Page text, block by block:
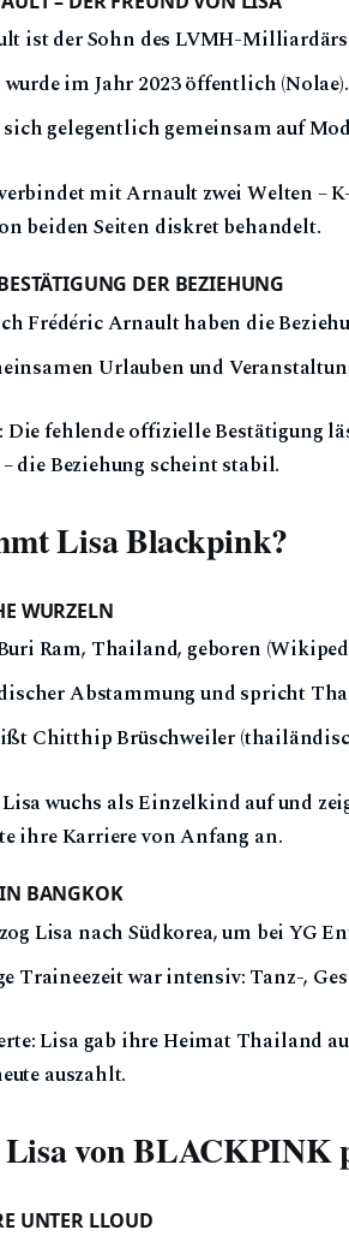
ist der Sohn des LVMH-
im Jahr 2023 öffentlich (Nolae).
sich gelegentlich gemeinsam auf
mit Arnault zwei Welten –
beiden Seiten diskret behandelt.
DER BEZIEHUNG
Frédéric Arnault haben die
Urlauben und
Die fehlende offizielle Bestätigung
die Beziehung scheint stabil.
Lisa Blackpink?
WURZELN
Ram, Thailand, geboren
Abstammung und spricht
Chitthip Brüschweiler
wuchs als Einzelkind auf und
ihre Karriere von Anfang an.
BANGKOK
Lisa nach Südkorea, um bei YG
Traineezeit war intensiv: Tanz-,
Lisa gab ihre Heimat Thailand
auszahlt.
von BLACKPINK
UNTER LLOUD